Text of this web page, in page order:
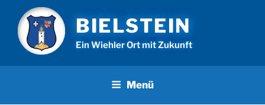
Inhalt
springen
BIELSTEIN
Ein Wiehler Ort mit Zukunft
Menü